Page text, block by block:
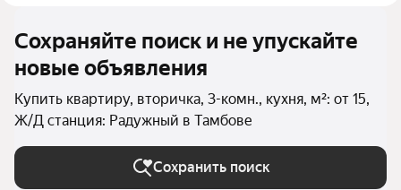
Сохраняйте поиск и не упускайте
новые объявления
Купить квартиру, вторичка, 3-комн., кухня, м²: от 15,
Ж/Д станция: Радужный в Тамбове
Сохранить поиск